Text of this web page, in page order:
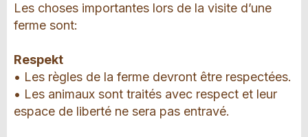
Les choses importantes lors de la visite d’une
ferme sont:
Respekt
• Les règles de la ferme devront être respectées.
• Les animaux sont traités avec respect et leur
espace de liberté ne sera pas entravé.